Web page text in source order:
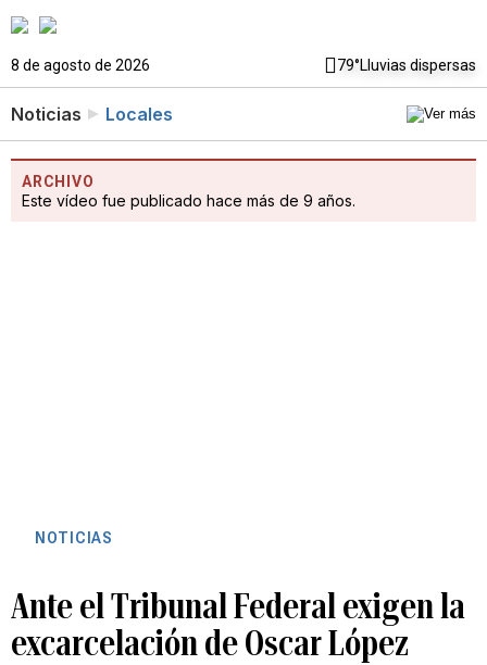
8 de agosto de 2026 79°Lluvias dispersas
Noticias Locales
ARCHIVO
Este vídeo fue publicado hace más de 9 años.
NOTICIAS
Ante el Tribunal Federal exigen la
excarcelación de Oscar López